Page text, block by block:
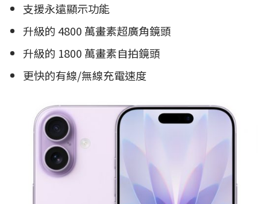
支援永遠顯示功能
升級的 4800 萬畫素超廣角鏡頭
升級的 1800 萬畫素自拍鏡頭
更快的有線/無線充電速度